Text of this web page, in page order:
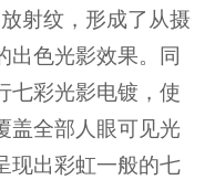
射纹，形成了从摄
出色光影效果。同
七彩光影电镀，使
盖全部人眼可见光
现出彩虹一般的七